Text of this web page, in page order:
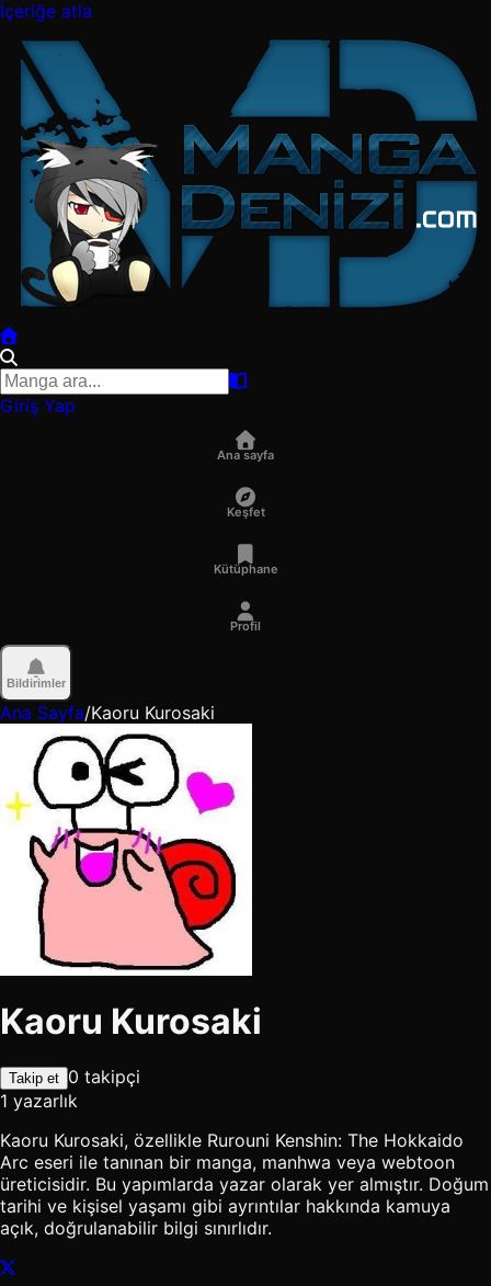
İçeriğe atla
Giriş Yap
Ana sayfa
Keşfet
Kütüphane
Profil
Bildirimler
Ana Sayfa/Kaoru Kurosaki
Kaoru Kurosaki
Takip et 0 takipçi
1 yazarlık
Kaoru Kurosaki, özellikle Rurouni Kenshin: The Hokkaido
Arc eseri ile tanınan bir manga, manhwa veya webtoon
üreticisidir. Bu yapımlarda yazar olarak yer almıştır. Doğum
tarihi ve kişisel yaşamı gibi ayrıntılar hakkında kamuya
açık, doğrulanabilir bilgi sınırlıdır.